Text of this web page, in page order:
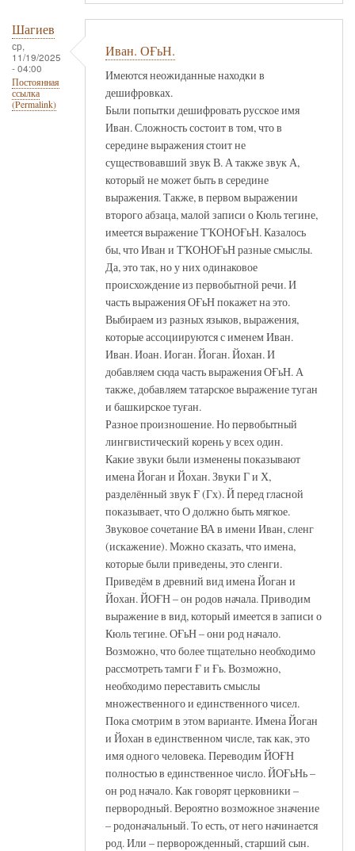
Шагиев
ср,
11/19/2025
- 04:00
Постоянная
ссылка
(Permalink)
Иван. ОҒьН.
Имеются неожиданные находки в
дешифровках.
Были попытки дешифровать русское имя
Иван. Сложность состоит в том, что в
середине выражения стоит не
существовавший звук В. А также звук А,
который не может быть в середине
выражения. Также, в первом выражении
второго абзаца, малой записи о Кюль тегине,
имеется выражение ТҠОНОҒьН. Казалось
бы, что Иван и ТҠОНОҒьН разные смыслы.
Да, это так, но у них одинаковое
происхождение из первобытной речи. И
часть выражения ОҒьН покажет на это.
Выбираем из разных языков, выражения,
которые ассоциируются с именем Иван.
Иван. Иоан. Иоган. Йоган. Йохан. И
добавляем сюда часть выражения ОҒьН. А
также, добавляем татарское выражение туган
и башкирское туған.
Разное произношение. Но первобытный
лингвистический корень у всех один.
Какие звуки были изменены показывают
имена Йоган и Йохан. Звуки Г и Х,
разделённый звук Ғ (Гх). Й перед гласной
показывает, что О должно быть мягкое.
Звуковое сочетание ВА в имени Иван, сленг
(искажение). Можно сказать, что имена,
которые были приведены, это сленги.
Приведём в древний вид имена Йоган и
Йохан. ЙОҒН – он родов начала. Приводим
выражение в вид, который имеется в записи о
Кюль тегине. ОҒьН – они род начало.
Возможно, что более тщательно необходимо
рассмотреть тамги Ғ и Ғь. Возможно,
необходимо переставить смыслы
множественного и единственного чисел.
Пока смотрим в этом варианте. Имена Йоган
и Йохан в единственном числе, так как, это
имя одного человека. Переводим ЙОҒН
полностью в единственное число. ЙОҒьНь –
он род начало. Как говорят церковники –
первородный. Вероятно возможное значение
– родоначальный. То есть, от него начинается
род. Или – перворожденный, старший сын.